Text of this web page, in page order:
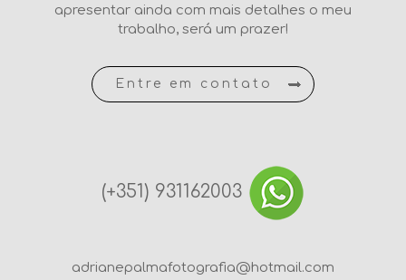
apresentar ainda com mais detalhes o meu
trabalho, será um prazer!
Entre em contato
(+351) 931162003
adrianepalmafotografia@hotmail.com